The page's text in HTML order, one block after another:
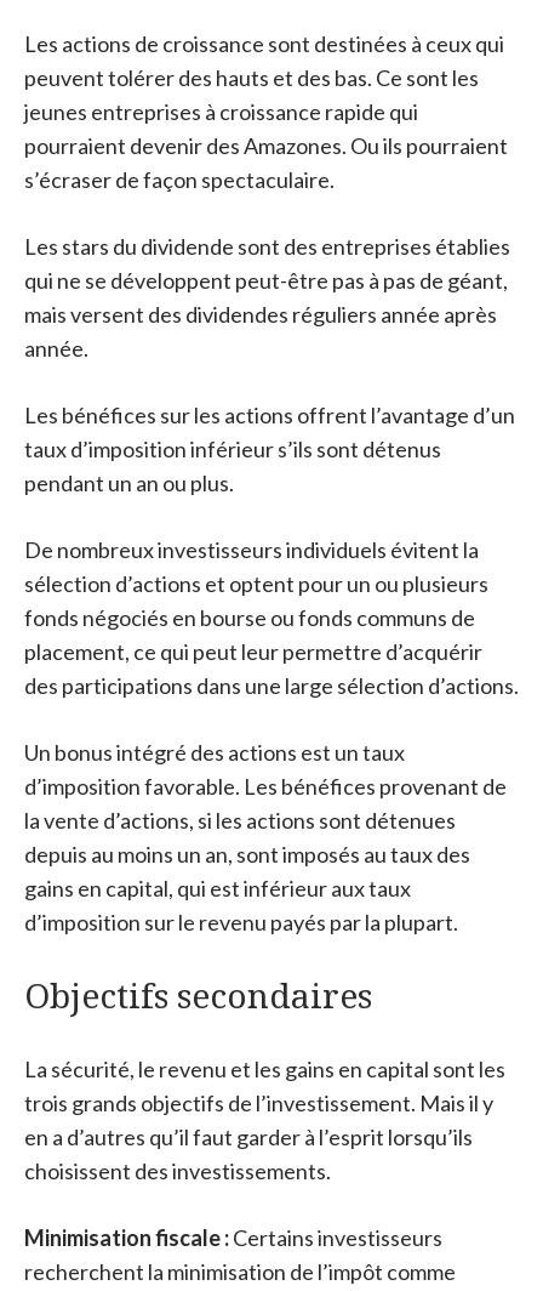
Les actions de croissance sont destinées à ceux qui
peuvent tolérer des hauts et des bas. Ce sont les
jeunes entreprises à croissance rapide qui
pourraient devenir des Amazones. Ou ils pourraient
s’écraser de façon spectaculaire.
Les stars du dividende sont des entreprises établies
qui ne se développent peut-être pas à pas de géant,
mais versent des dividendes réguliers année après
année.
Les bénéfices sur les actions offrent l’avantage d’un
taux d’imposition inférieur s’ils sont détenus
pendant un an ou plus.
De nombreux investisseurs individuels évitent la
sélection d’actions et optent pour un ou plusieurs
fonds négociés en bourse ou fonds communs de
placement, ce qui peut leur permettre d’acquérir
des participations dans une large sélection d’actions.
Un bonus intégré des actions est un taux
d’imposition favorable. Les bénéfices provenant de
la vente d’actions, si les actions sont détenues
depuis au moins un an, sont imposés au taux des
gains en capital, qui est inférieur aux taux
d’imposition sur le revenu payés par la plupart.
Objectifs secondaires
La sécurité, le revenu et les gains en capital sont les
trois grands objectifs de l’investissement. Mais il y
en a d’autres qu’il faut garder à l’esprit lorsqu’ils
choisissent des investissements.
Minimisation fiscale :Certains investisseurs
recherchent la minimisation de l’impôt comme